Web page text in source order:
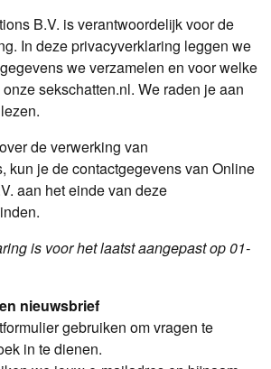
B.V. is verantwoordelijk voor de
In deze privacyverklaring leggen we
we verzamelen en voor welke
sekschatten.nl. We raden je aan
de verwerking van
kun je de contactgegevens van Online
aan het einde van deze
is voor het laatst aangepast op 01-
nieuwsbrief
gebruiken om vragen te
in te dienen.